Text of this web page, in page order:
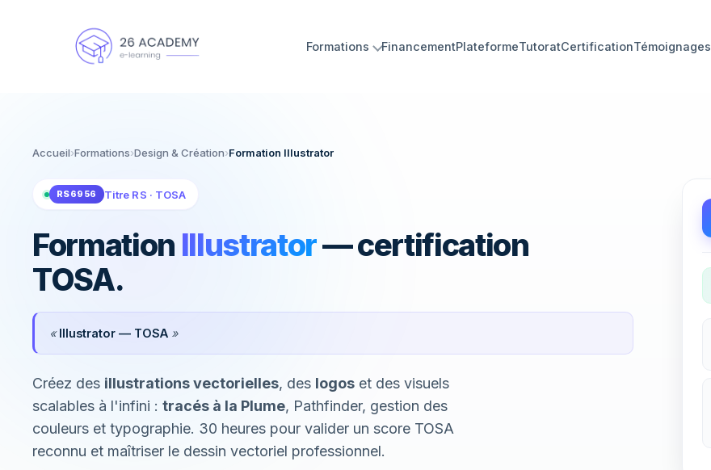
Formations FinancementPlateformeTutoratCertificationTémoignages
Accueil›Formations›Design & Création›Formation Illustrator
RS6956 Titre RS · TOSA
Formation Illustrator— certification
TOSA.
«Illustrator — TOSA »
Créez des illustrations vectorielles, des logos et des visuels
scalables à l'infini : tracés à la Plume, Pathfinder, gestion des
couleurs et typographie. 30 heures pour valider un score TOSA
reconnu et maîtriser le dessin vectoriel professionnel.